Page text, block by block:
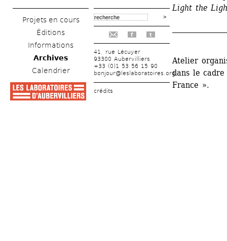
Projets en cours
Éditions
Informations
Archives
Calendrier
f t
41, rue Lécuyer
93300 Aubervilliers
+33 (0)1 53 56 15 90
bonjour@leslaboratoires.org
crédits
Light the
Atelier
dans le
France ».